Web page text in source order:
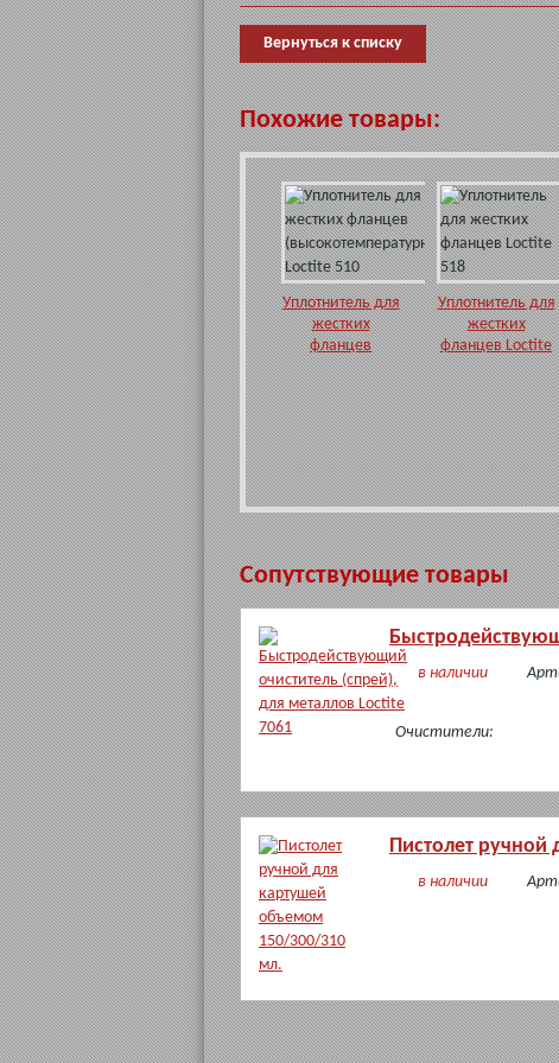
Вернуться к списку
Похожие товары:
Уплотнитель для
жестких
фланцев
(высокотемпературный)
Loctite 510
Уплотнитель для
жестких
фланцев Loctite
518
Сопутствующие товары
в наличии
Очистители:
Пистолет
в наличии